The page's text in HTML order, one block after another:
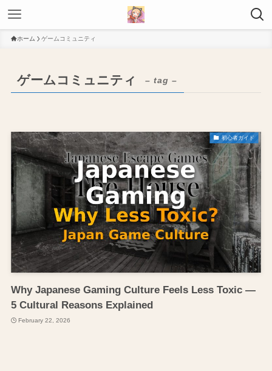
ホーム ゲームコミュニティ
ゲームコミュニティ – tag –
初心者ガイド
Why Japanese Gaming Culture Feels Less Toxic —
5 Cultural Reasons Explained
February 22, 2026